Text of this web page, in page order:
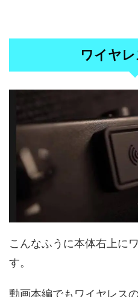
ワイヤ
こんなふうに本体右上に
す。
動画本編でもワイヤレス